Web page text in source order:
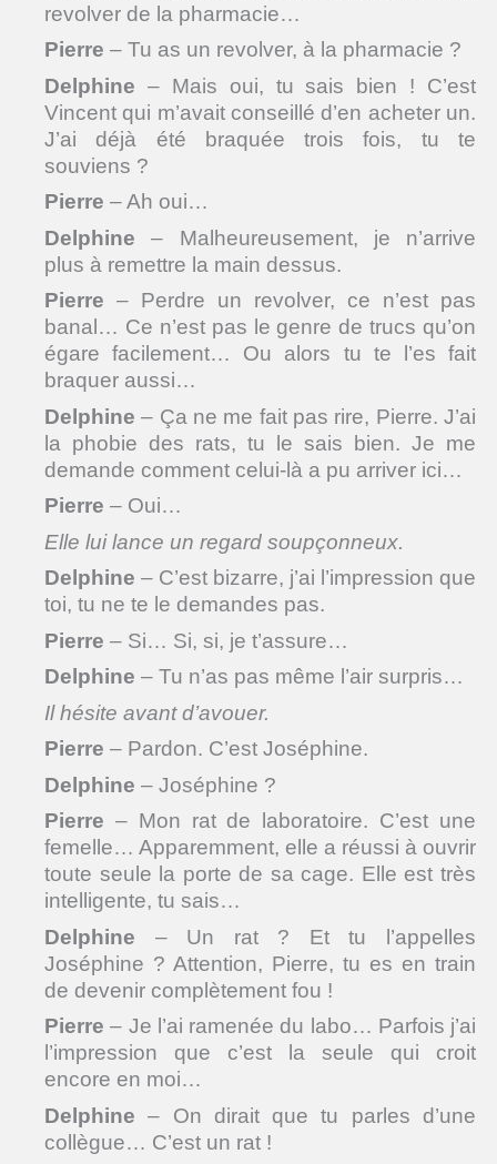
revolver de la pharmacie…
Pierre – Tu as un revolver, à la pharmacie ?
Delphine – Mais oui, tu sais bien ! C’est
Vincent qui m’avait conseillé d’en acheter un.
J’ai déjà été braquée trois fois, tu te
souviens ?
Pierre – Ah oui…
Delphine – Malheureusement, je n’arrive
plus à remettre la main dessus.
Pierre – Perdre un revolver, ce n’est pas
banal… Ce n’est pas le genre de trucs qu’on
égare facilement… Ou alors tu te l’es fait
braquer aussi…
Delphine – Ça ne me fait pas rire, Pierre. J’ai
la phobie des rats, tu le sais bien. Je me
demande comment celui-là a pu arriver ici…
Pierre – Oui…
Elle lui lance un regard soupçonneux.
Delphine – C’est bizarre, j’ai l’impression que
toi, tu ne te le demandes pas.
Pierre – Si… Si, si, je t’assure…
Delphine – Tu n’as pas même l’air surpris…
Il hésite avant d’avouer.
Pierre – Pardon. C’est Joséphine.
Delphine – Joséphine ?
Pierre – Mon rat de laboratoire. C’est une
femelle… Apparemment, elle a réussi à ouvrir
toute seule la porte de sa cage. Elle est très
intelligente, tu sais…
Delphine – Un rat ? Et tu l’appelles
Joséphine ? Attention, Pierre, tu es en train
de devenir complètement fou !
Pierre – Je l’ai ramenée du labo… Parfois j’ai
l’impression que c’est la seule qui croit
encore en moi…
Delphine – On dirait que tu parles d’une
collègue… C’est un rat !